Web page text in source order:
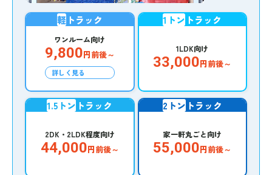
軽トラック
ワンルーム向け
9,800円前後～
詳しく見る
1トン トラック
1LDK向け
33,000円前後～
1.5トン トラック
2DK・2LDK程度向け
44,000円前後～
2トン トラック
家一軒丸ごと向け
55,000円前後～